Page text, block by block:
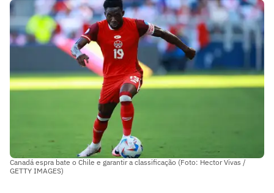
Canadá espra bate o Chile e garantir a classificação (Foto: Hector Vivas /
GETTY IMAGES)